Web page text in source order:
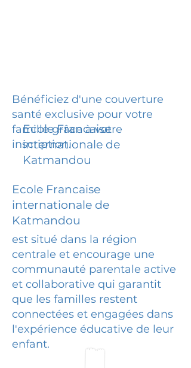
Bénéficiez d'une couverture
santé exclusive pour votre
famille grâce à votre
inscription.
Ecole Francaise
internationale de
Katmandou
Ecole Francaise
internationale de
Katmandou
est situé dans la région
centrale et encourage une
communauté parentale active
et collaborative qui garantit
que les familles restent
connectées et engagées dans
l'expérience éducative de leur
enfant.